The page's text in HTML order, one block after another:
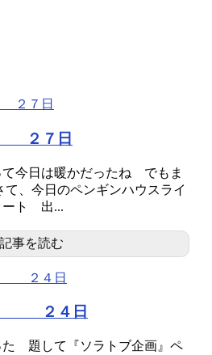
２７日
今日は暖かだったね でもま
て、今日のペンギンハウスライ
ート 出...
記事を読む
２４日
た 題して『ソラトブ企画』ペ